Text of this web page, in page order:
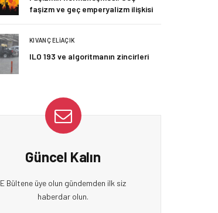
faşizm ve geç emperyalizm ilişkisi
KIVANÇ ELIAÇIK
ILO 193 ve algoritmanın zincirleri
Güncel Kalın
E Bültene üye olun gündemden ilk siz
haberdar olun.